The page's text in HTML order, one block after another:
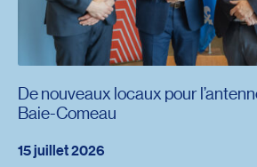
15 juillet 2026
De nouveaux locaux pour
Baie-Comeau